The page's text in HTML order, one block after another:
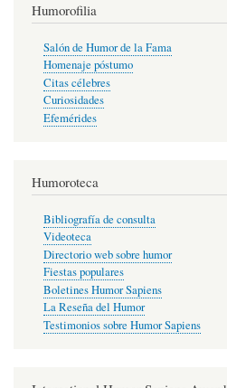
Humorofilia
Salón de Humor de la Fama
Homenaje póstumo
Citas célebres
Curiosidades
Efemérides
Humoroteca
Bibliografía de consulta
Videoteca
Directorio web sobre humor
Fiestas populares
Boletines Humor Sapiens
La Reseña del Humor
Testimonios sobre Humor Sapiens